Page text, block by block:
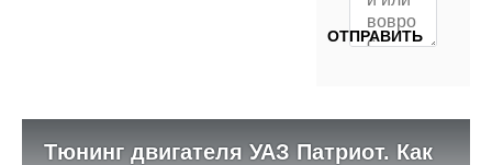
Тюнинг двигателя УАЗ Патриот. Как